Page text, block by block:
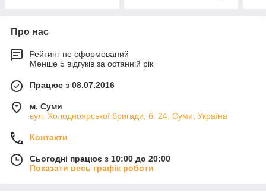
Про нас
Рейтинг не сформований
Менше 5 відгуків за останній рік
Працює з 08.07.2016
м. Суми
вул. Холодноярської бригади, б. 24, Суми, Україна
Контакти
Сьогодні працює з 10:00 до 20:00
Показати весь графік роботи